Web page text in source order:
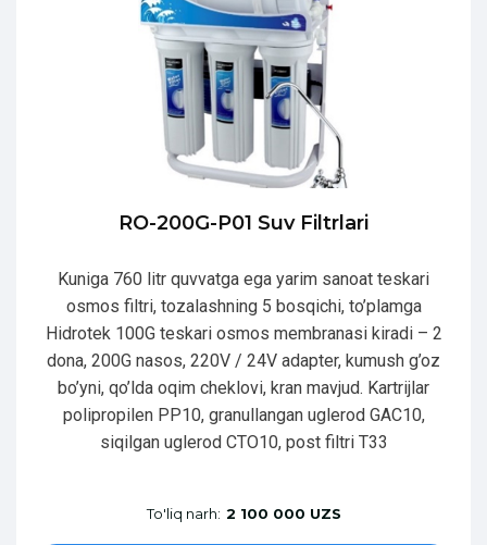
RO-200G-P01 Suv Filtrlari
Kuniga 760 litr quvvatga ega yarim sanoat teskari
osmos filtri, tozalashning 5 bosqichi, to’plamga
Hidrotek 100G teskari osmos membranasi kiradi – 2
dona, 200G nasos, 220V / 24V adapter, kumush g’oz
bo’yni, qo’lda oqim cheklovi, kran mavjud. Kartrijlar
polipropilen PP10, granullangan uglerod GAC10,
siqilgan uglerod CTO10, post filtri T33
To'liq narh: 2 100 000 UZS